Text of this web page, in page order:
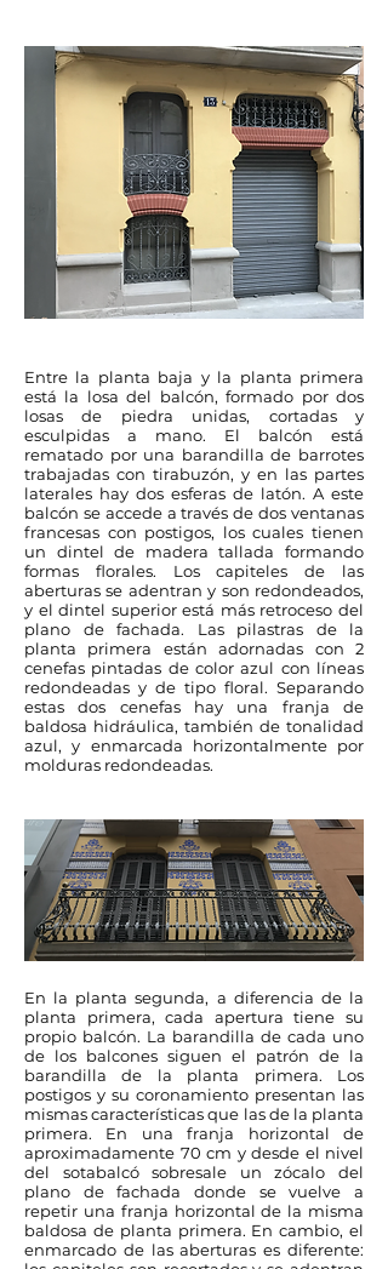
Entre la planta baja y la planta primera
está la losa del balcón, formado por dos
losas de piedra unidas, cortadas y
esculpidas a mano. El balcón está
rematado por una barandilla de barrotes
trabajadas con tirabuzón, y en las partes
laterales hay dos esferas de latón. A este
balcón se accede a través de dos ventanas
francesas con postigos, los cuales tienen
un dintel de madera tallada formando
formas florales. Los capiteles de las
aberturas se adentran y son redondeados,
y el dintel superior está más retroceso del
plano de fachada. Las pilastras de la
planta primera están adornadas con 2
cenefas pintadas de color azul con líneas
redondeadas y de tipo floral. Separando
estas dos cenefas hay una franja de
baldosa hidráulica, también de tonalidad
azul, y enmarcada horizontalmente por
molduras redondeadas.
En la planta segunda, a diferencia de la
planta primera, cada apertura tiene su
propio balcón. La barandilla de cada uno
de los balcones siguen el patrón de la
barandilla de la planta primera. Los
postigos y su coronamiento presentan las
mismas características que las de la planta
primera. En una franja horizontal de
aproximadamente 70 cm y desde el nivel
del sotabalcó sobresale un zócalo del
plano de fachada donde se vuelve a
repetir una franja horizontal de la misma
baldosa de planta primera. En cambio, el
enmarcado de las aberturas es diferente: